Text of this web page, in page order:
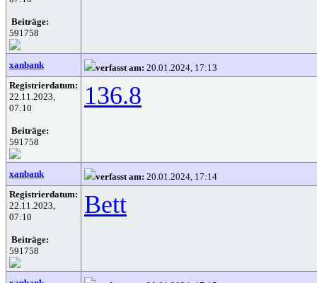
Beiträge:
591758
xanbank verfasst am: 20.01.2024, 17:13
Registrierdatum:
22.11.2023,
07:10
Beiträge:
591758
136.8
xanbank verfasst am: 20.01.2024, 17:14
Registrierdatum:
22.11.2023,
07:10
Beiträge:
591758
Bett